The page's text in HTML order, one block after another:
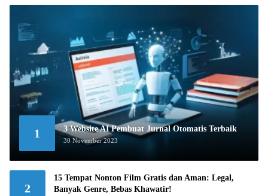
1 3 Website AI Pembuat Jurnal Otomatis Terbaik
30 November 2023
2
15 Tempat Nonton Film Gratis dan Aman: Legal,
Banyak Genre, Bebas Khawatir!